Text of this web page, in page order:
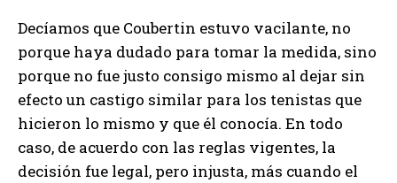
Decíamos que Coubertin estuvo vacilante, no
porque haya dudado para tomar la medida, sino
porque no fue justo consigo mismo al dejar sin
efecto un castigo similar para los tenistas que
hicieron lo mismo y que él conocía. En todo
caso, de acuerdo con las reglas vigentes, la
decisión fue legal, pero injusta, más cuando el